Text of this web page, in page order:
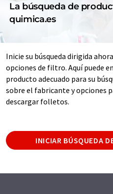
La búsqueda de
quimica.es
Inicie su búsqueda dirigida
opciones de filtro. Aquí puede
producto adecuado para su
sobre el fabricante y opciones
descargar folletos.
INICIAR BÚSQUEDA